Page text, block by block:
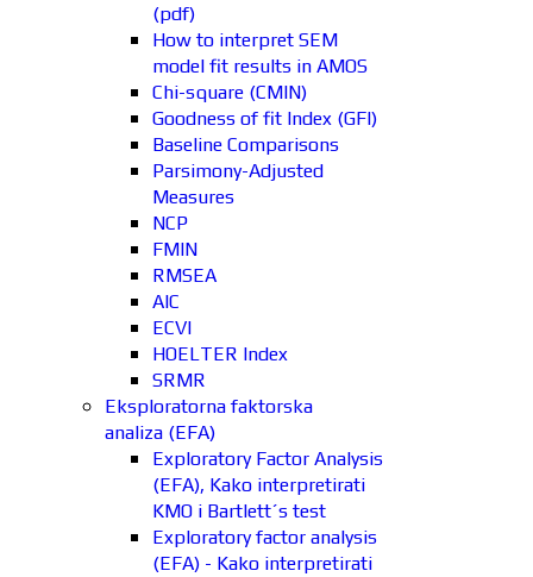
(pdf)
How to interpret SEM
model fit results in AMOS
Chi-square (CMIN)
Goodness of fit Index (GFI)
Baseline Comparisons
Parsimony-Adjusted
Measures
NCP
FMIN
RMSEA
AIC
ECVI
HOELTER Index
SRMR
Eksploratorna faktorska
analiza (EFA)
Exploratory Factor Analysis
(EFA), Kako interpretirati
KMO i Bartlett´s test
Exploratory factor analysis
(EFA) - Kako interpretirati